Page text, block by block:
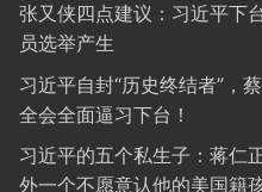
张又侠四点建议：习近平下
员选举产生
习近平自封“历史终结者”，
全会全面逼习下台！
习近平的五个私生子：蒋仁
外一个不愿意认他的美国籍